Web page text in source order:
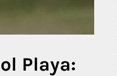
Playa: